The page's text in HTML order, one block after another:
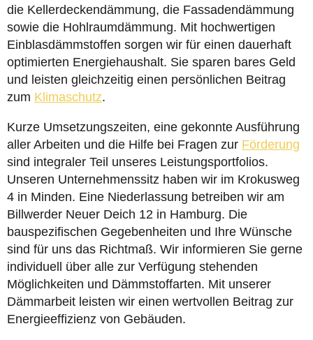
die Kellerdeckendämmung, die Fassadendämmung
sowie die Hohlraumdämmung. Mit hochwertigen
Einblasdämmstoffen sorgen wir für einen dauerhaft
optimierten Energiehaushalt. Sie sparen bares Geld
und leisten gleichzeitig einen persönlichen Beitrag
zum Klimaschutz.
Kurze Umsetzungszeiten, eine gekonnte Ausführung
aller Arbeiten und die Hilfe bei Fragen zur Förderung
sind integraler Teil unseres Leistungsportfolios.
Unseren Unternehmenssitz haben wir im Krokusweg
4 in Minden. Eine Niederlassung betreiben wir am
Billwerder Neuer Deich 12 in Hamburg. Die
bauspezifischen Gegebenheiten und Ihre Wünsche
sind für uns das Richtmaß. Wir informieren Sie gerne
individuell über alle zur Verfügung stehenden
Möglichkeiten und Dämmstoffarten. Mit unserer
Dämmarbeit leisten wir einen wertvollen Beitrag zur
Energieeffizienz von Gebäuden.